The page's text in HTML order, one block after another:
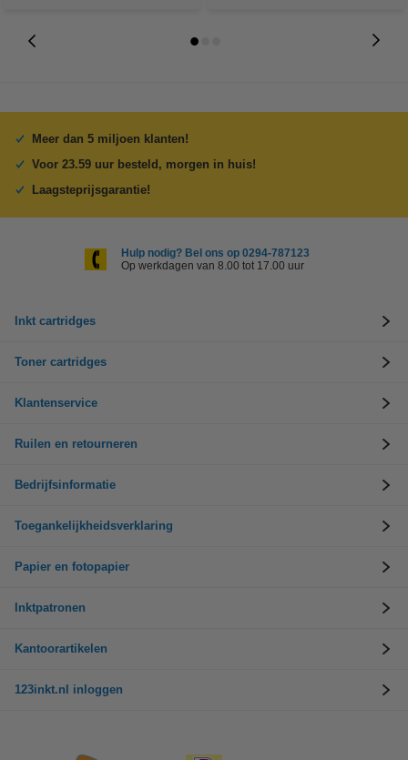
Meer dan 5 miljoen klanten!
Voor 23.59 uur besteld, morgen in huis!
Laagsteprijsgarantie!
Hulp nodig? Bel ons op 0294-787123
Op werkdagen van 8.00 tot 17.00 uur
Inkt cartridges
Toner cartridges
Klantenservice
Ruilen en retourneren
Bedrijfsinformatie
Toegankelijkheidsverklaring
Papier en fotopapier
Inktpatronen
Kantoorartikelen
123inkt.nl inloggen